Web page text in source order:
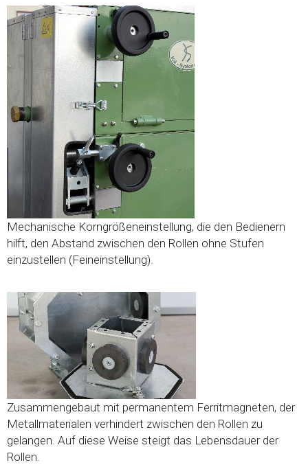
Mechanische Korngrößeneinstellung, die den Bedienern
hilft, den Abstand zwischen den Rollen ohne Stufen
einzustellen (Feineinstellung).
Zusammengebaut mit permanentem Ferritmagneten, der
Metallmaterialen verhindert zwischen den Rollen zu
gelangen. Auf diese Weise steigt das Lebensdauer der
Rollen.